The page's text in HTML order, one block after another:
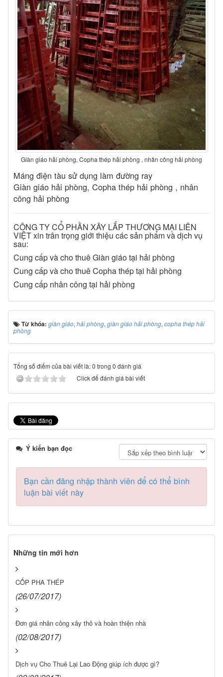
Giàn giáo hải phòng, Copha thép hải phòng , nhân công hải phòng
Máng điện tàu sử dụng làm đường ray
Giàn giáo hải phòng, Copha thép hải phòng , nhân
công hải phòng
CÔNG TY CỔ PHẦN XÂY LẮP THƯƠNG MẠI LIÊN
VIỆT xin trân trọng giới thiệu các sản phẩm và dịch vụ
sau:
Cung cấp và cho thuê Giàn giáo tại hải phòng
Cung cấp và cho thuê Copha thép tại hải phòng
Cung cấp nhân công tại hải phòng
Từ khóa: giàn giáo, hải phòng, giàn giáo hải phòng, copha thép hải
phòng
Tổng số điểm của bài viết là: 0 trong 0 đánh giá
Click để đánh giá bài viết
Ý kiến bạn đọc
Bạn cần đăng nhập thành viên để có thể bình
luận bài viết này
Những tin mới hơn
CỐP PHA THÉP
(26/07/2017)
Đơn giá nhân công xây thô và hoàn thiện nhà
(02/08/2017)
Dịch vụ Cho Thuê Lại Lao Động giúp ích được gì?